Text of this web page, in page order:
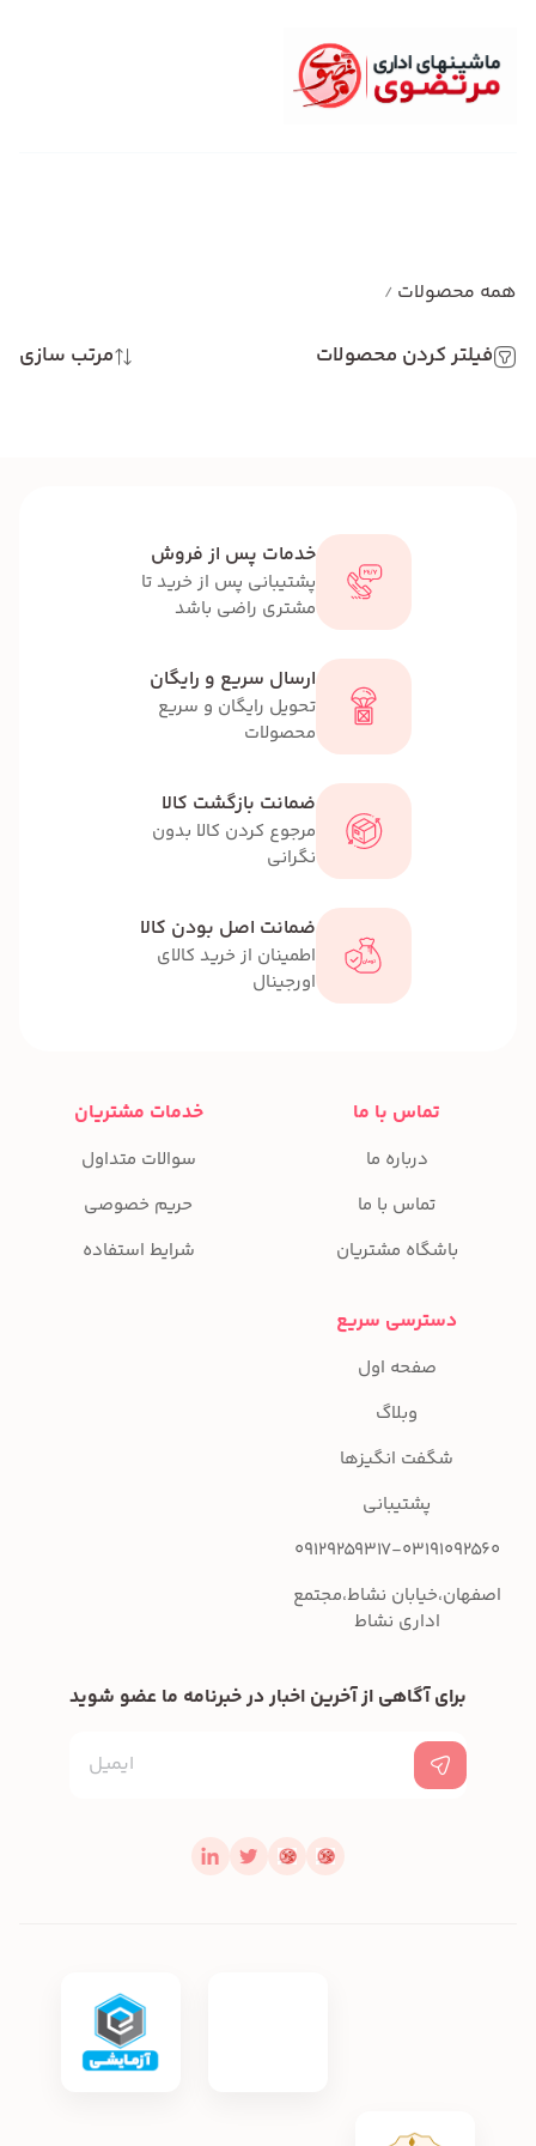
همه محصولات /
فیلتر کردن محصولات مرتب سازی
خدمات پس از فروش
پشتیبانی پس از خرید تا
مشتری راضی باشد
ارسال سریع و رایگان
تحویل رایگان و سریع
محصولات
ضمانت بازگشت کالا
مرجوع کردن کالا بدون
نگرانی
ضمانت اصل بودن کالا
اطمینان از خرید کالای
اورجینال
تماس با ما
درباره ما
تماس با ما
باشگاه مشتریان
خدمات مشتریان
سوالات متداول
حریم خصوصی
شرایط استفاده
دسترسی سریع
صفحه اول
وبلاگ
شگفت انگیزها
پشتیبانی
09129259317-03191092560
اصفهان،خیابان نشاط،مجتمع
اداری نشاط
برای آگاهی از آخرین اخبار در خبرنامه ما عضو شوید